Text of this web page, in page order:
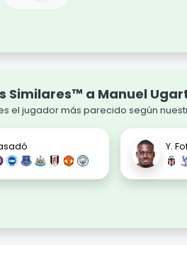
Similares™ a Manuel
el jugador más parecido según
Y.